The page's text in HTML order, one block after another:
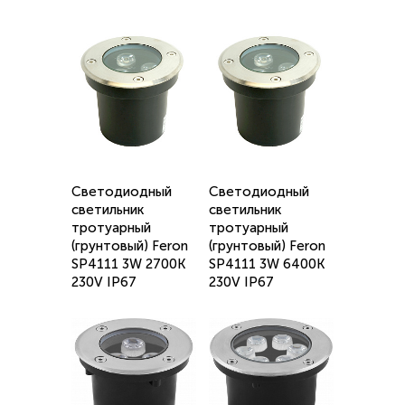
Светодиодный
светильник
тротуарный
(грунтовый) Feron
SP4111 3W 2700K
230V IP67
Светодиодный
светильник
тротуарный
(грунтовый) Feron
SP4111 3W 6400K
230V IP67